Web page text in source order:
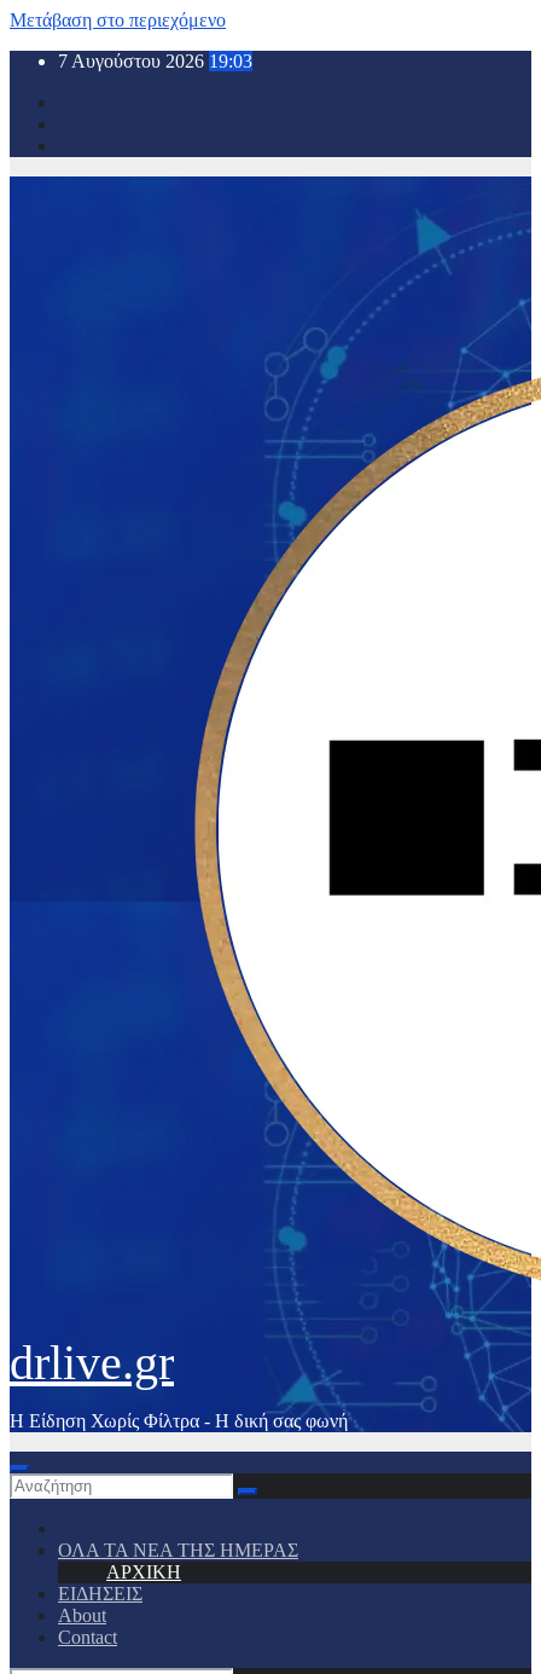
Μετάβαση στο περιεχόμενο
7 Αυγούστου 2026 19:03
drlive.gr
Η Είδηση Χωρίς Φίλτρα - H δική σας φωνή
ΟΛΑ ΤΑ ΝΕΑ ΤΗΣ ΗΜΕΡΑΣ
ΑΡΧΙΚΗ
ΕΙΔΗΣΕΙΣ
About
Contact